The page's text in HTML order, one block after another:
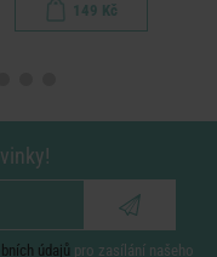
149 Kč
údajů pro zasílání našeho